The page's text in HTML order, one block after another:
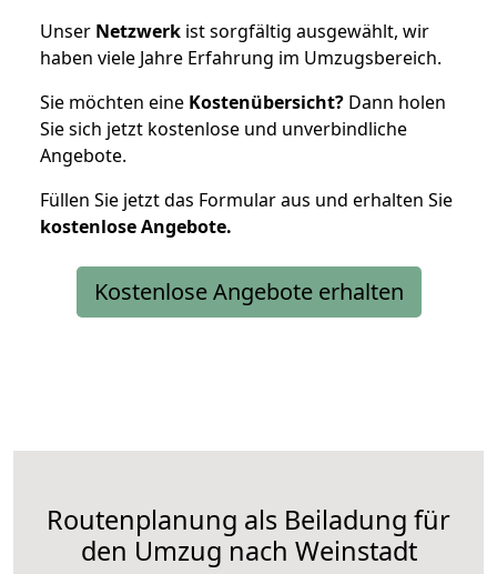
Unser Netzwerk ist sorgfältig ausgewählt, wir
haben viele Jahre Erfahrung im Umzugsbereich.
Sie möchten eine Kostenübersicht? Dann holen
Sie sich jetzt kostenlose und unverbindliche
Angebote.
Füllen Sie jetzt das Formular aus und erhalten Sie
kostenloseAngebote.
Kostenlose Angebote erhalten
Routenplanung als Beiladung für
den Umzug nach Weinstadt